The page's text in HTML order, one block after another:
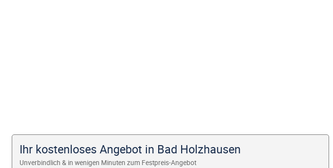
Ihr kostenloses Angebot in Bad Holzhausen
Unverbindlich & in wenigen Minuten zum Festpreis-Angebot